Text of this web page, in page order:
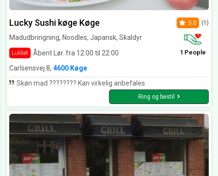
Lucky Sushi køge Køge
Madudbringning, Noodles, Japansk, Skaldyr
Lukket Åbent Lør. fra 12:00 til 22:00
5.0 (1)
1 People
Carlsensvej 8, 4600 Køge
Skøn mad ???????? Kan virkelig anbefales
Ring og bestil